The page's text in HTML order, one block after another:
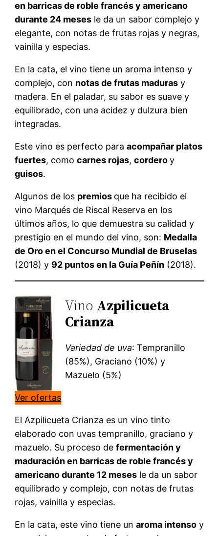
en barricas de roble francés y americano
durante 24 meses le da un sabor complejo y
elegante, con notas de frutas rojas y negras,
vainilla y especias.
En la cata, el vino tiene un aroma intenso y
complejo, con notas de frutas maduras y
madera. En el paladar, su sabor es suave y
equilibrado, con una acidez y dulzura bien
integradas.
Este vino es perfecto paraacompañar platos
fuertes, comocarnes rojas,corderoy
guisos.
Algunos de los premios que ha recibido el
vino Marqués de Riscal Reserva en los
últimos años, lo que demuestra su calidad y
prestigio en el mundo del vino, son: Medalla
de Oro en el Concurso Mundial de Bruselas
(2018) y 92 puntos en la Guía Peñín (2018).
Vino Azpilicueta
Crianza
Variedad de uva: Tempranillo
(85%), Graciano (10%) y
Mazuelo (5%)
Ver ofertas
El Azpilicueta Crianza es un vino tinto
elaborado con uvas tempranillo, graciano y
mazuelo. Su proceso defermentación y
maduración en barricas de roble francés y
americano durante 12 meses le da un sabor
equilibrado y complejo, con notas de frutas
rojas, vainilla y especias.
En la cata, este vino tiene unaroma intenso y